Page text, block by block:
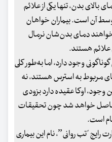
بالای بدن، تنها یکی از علائم
آن است. بیماران خواهان
دمای بدن‌شان نرمال
علائم هستند.
وجود دارد، اما به‌طور کلی
مربوط به استرس هستند، نه
وجود، اوکا عقیده دارد بزودی
خواهد شد چون تحقیقات
است.
رایج "تب روانی”، نام این بیماری